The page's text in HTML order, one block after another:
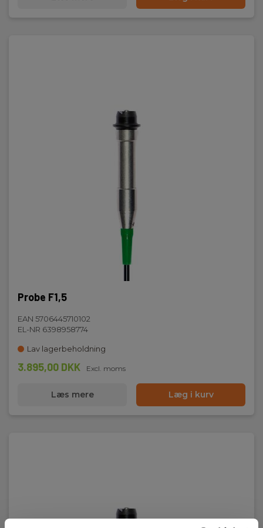
2 stk, AA,Genopladeligt, Inkl.
Probe F1,5
EAN 5706445710102
EL-NR 6398958774
Lav lagerbeholdning
3.895,00 DKK Excl. moms
Læs mere Læg i kurv